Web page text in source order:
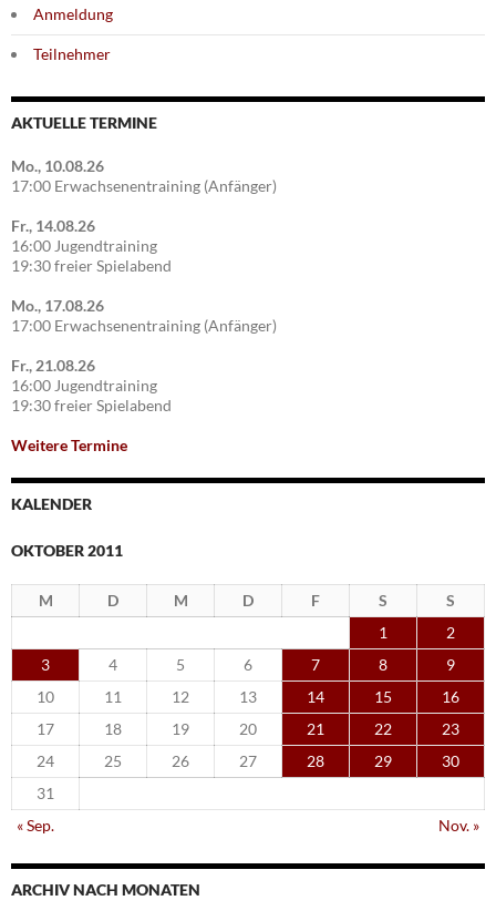
Anmeldung
Teilnehmer
AKTUELLE TERMINE
Mo., 10.08.26
17:00 Erwachsenentraining (Anfänger)
Fr., 14.08.26
16:00 Jugendtraining
19:30 freier Spielabend
Mo., 17.08.26
17:00 Erwachsenentraining (Anfänger)
Fr., 21.08.26
16:00 Jugendtraining
19:30 freier Spielabend
Weitere Termine
KALENDER
OKTOBER 2011
M D M D F S
S
1
2
3
4 5 6 7 8
9
10
11 12 13 14 15
16
17
18 19 20 21 22
23
24
25 26 27 28 29
30
31
« Sep.
Nov. »
ARCHIV NACH MONATEN